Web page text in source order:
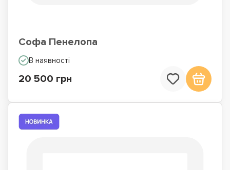
Софа Пенелопа
В наявності
20 500 грн